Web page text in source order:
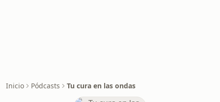
Inicio Pódcasts Tu cura en las ondas